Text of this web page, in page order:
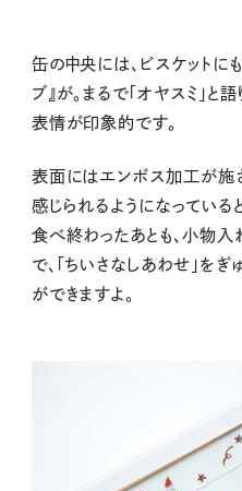
缶の中央には、ビスケットに
ブ』が。まるで「オヤスミ」と
表情が印象的です。
表面にはエンボス加工が施
感じられるようになっている
食べ終わったあとも、小物入
で、「ちいさなしあわせ」を
ができますよ。